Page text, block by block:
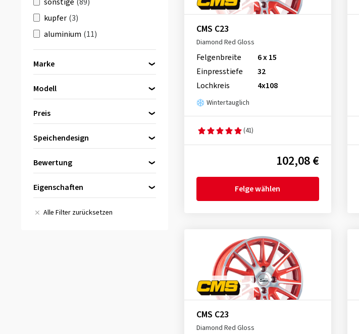
kupfer (3)
aluminium (11)
braun(14)
orange
Marke
CMS(6)
Keskin
Modell
Preis
von
bis
Speichendesign
Kreuzspeiche
Speichenrad(6)
sonstige(1)
Bewertung
Alle Bewertungen(8)
Eigenschaften
Alle Filter zurücksetzen
CMS C23
Diamond Red Gloss
Felgenbreite
6 x 15
Einpresstiefe
32
Lochkreis
4x108
Wintertauglich
(41)
102,08 €
Felge wählen
CMS C23
Diamond Red Gloss